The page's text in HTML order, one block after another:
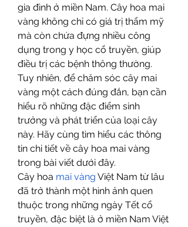
gia đình ở miền Nam. Cây hoa mai
vàng không chỉ có giá trị thẩm mỹ
mà còn chứa đựng nhiều công
dụng trong y học cổ truyền, giúp
điều trị các bệnh thông thường.
Tuy nhiên, để chăm sóc cây mai
vàng một cách đúng đắn, bạn cần
hiểu rõ những đặc điểm sinh
trưởng và phát triển của loại cây
này. Hãy cùng tìm hiểu các thông
tin chi tiết về cây hoa mai vàng
trong bài viết dưới đây.
Cây hoa mai vàng Việt Nam từ lâu
đã trở thành một hình ảnh quen
thuộc trong những ngày Tết cổ
truyền, đặc biệt là ở miền Nam Việt